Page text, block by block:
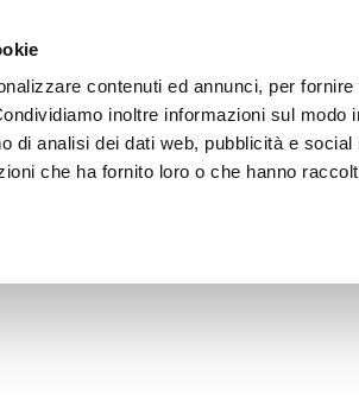
contenuti ed annunci, per
inoltre informazioni sul modo
di analisi dei dati web, pubblicità e social
che ha fornito loro o che hanno